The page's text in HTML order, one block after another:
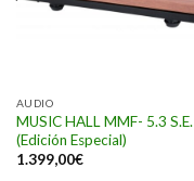
AUDIO
MUSIC HALL MMF- 5.3 S.E.
(Edición Especial)
1.399,00€